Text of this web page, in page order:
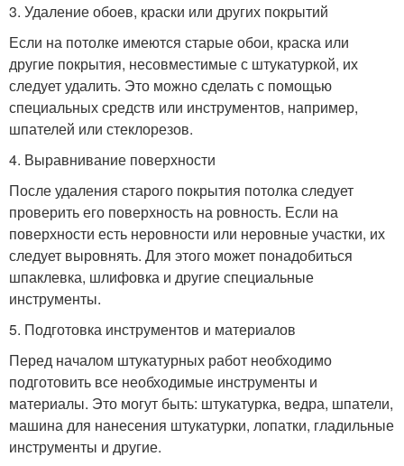
3. Удаление обоев, краски или других покрытий
Если на потолке имеются старые обои, краска или
другие покрытия, несовместимые с штукатуркой, их
следует удалить. Это можно сделать с помощью
специальных средств или инструментов, например,
шпателей или стеклорезов.
4. Выравнивание поверхности
После удаления старого покрытия потолка следует
проверить его поверхность на ровность. Если на
поверхности есть неровности или неровные участки, их
следует выровнять. Для этого может понадобиться
шпаклевка, шлифовка и другие специальные
инструменты.
5. Подготовка инструментов и материалов
Перед началом штукатурных работ необходимо
подготовить все необходимые инструменты и
материалы. Это могут быть: штукатурка, ведра, шпатели,
машина для нанесения штукатурки, лопатки, гладильные
инструменты и другие.